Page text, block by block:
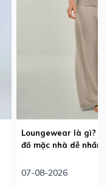
Loungewear là gì?
đồ mặc nhà dễ nhầm
07-08-2026